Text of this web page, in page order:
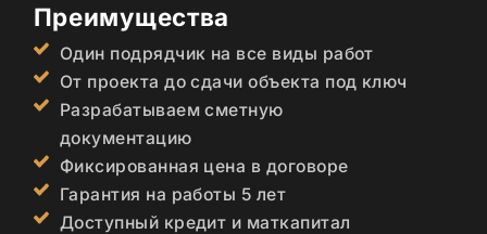
Преимущества
Один подрядчик на все виды работ
От проекта до сдачи объекта под ключ
Разрабатываем сметную
документацию
Фиксированная цена в договоре
Гарантия на работы 5 лет
Доступный кредит и маткапитал